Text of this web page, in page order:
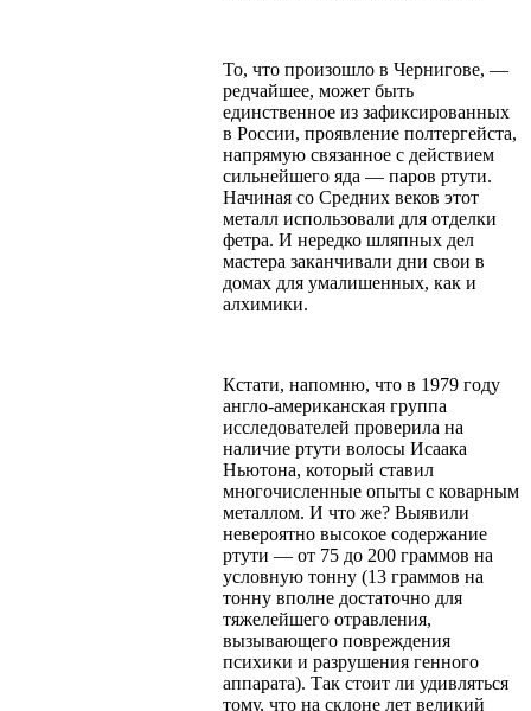
То, что произошло в Чернигове, —
редчайшее, может быть
единственное из зафиксированных
в России, проявление полтергейста,
напрямую связанное с действием
сильнейшего яда — паров ртути.
Начиная со Средних веков этот
металл использовали для отделки
фетра. И нередко шляпных дел
мастера заканчивали дни свои в
домах для умалишенных, как и
алхимики.
Кстати, напомню, что в 1979 году
англо-американская группа
исследователей проверила на
наличие ртути волосы Исаака
Ньютона, который ставил
многочисленные опыты с коварным
металлом. И что же? Выявили
невероятно высокое содержание
ртути — от 75 до 200 граммов на
условную тонну (13 граммов на
тонну вполне достаточно для
тяжелейшего отравления,
вызывающего повреждения
психики и разрушения генного
аппарата). Так стоит ли удивляться
тому, что на склоне лет великий